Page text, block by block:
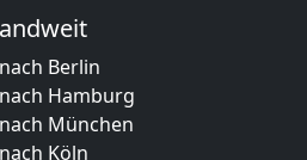
Berlin
Hamburg
München
Köln